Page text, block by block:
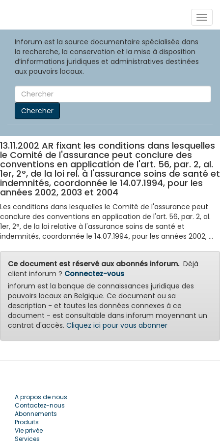
Inforum est la source documentaire spécialisée dans
la recherche, la conservation et la mise à disposition
d’informations juridiques et administratives destinées
aux pouvoirs locaux.
Chercher
13.11.2002 AR fixant les conditions dans lesquelles
le Comité de l'assurance peut conclure des
conventions en application de l'art. 56, par. 2, al.
1er, 2°, de la loi rel. à l'assurance soins de santé et
indemnités, coordonnée le 14.07.1994, pour les
années 2002, 2003 et 2004
Les conditions dans lesquelles le Comité de l'assurance peut
conclure des conventions en application de l'art. 56, par. 2, al.
1er, 2°, de la loi relative à l'assurance soins de santé et
indemnités, coordonnée le 14.07.1994, pour les années 2002, ...
Ce document est réservé aux abonnés inforum.Déjà
client inforum ? Connectez-vous
inforum est la banque de connaissances juridique des
pouvoirs locaux en Belgique. Ce document ou sa
description - et toutes les données connexes à ce
document - est consultable dans inforum moyennant un
contrat d'accès. Cliquez ici pour vous abonner
A propos de nous
Contactez-nous
Abonnements
Produits
Vie privée
Services